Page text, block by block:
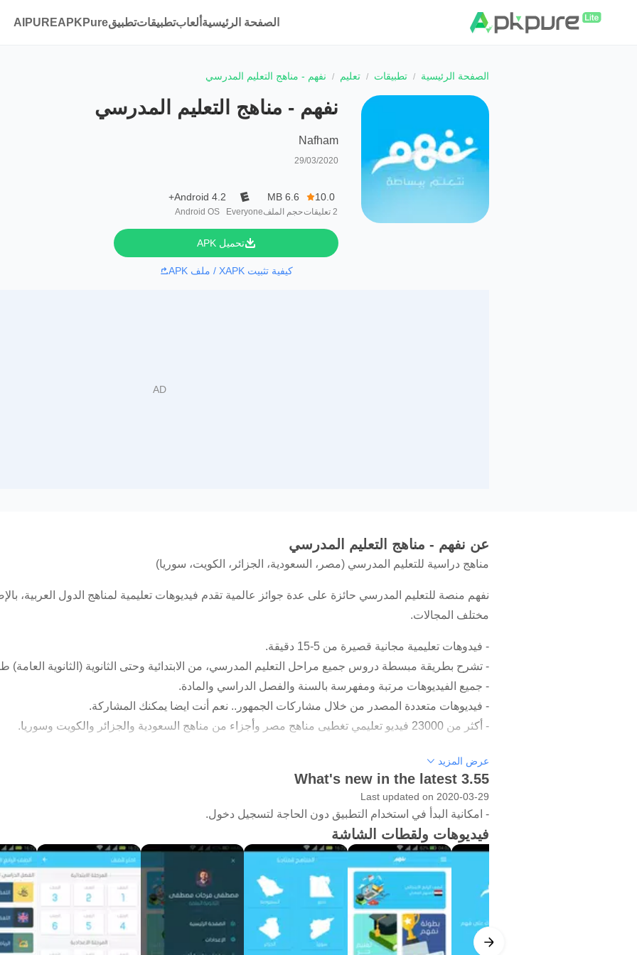
الصفحة الرئيسية ألعابتطبيقاتتطبيقAPKPure AIPURE
الصفحة الرئيسية تطبيقات تعليم نفهم - مناهج التعليم المدرسي
نفهم - مناهج التعليم المدرسي
Nafham
29/03/2020
10.0
2 تعليقات
6.6 MB
حجم الملفEveryone
Android 4.2+
Android OS
تحميل APK
كيفية تثبيت XAPK / ملف APK
عن نفهم - مناهج التعليم المدرسي
مناهج دراسية للتعليم المدرسي (مصر، السعودية، الجزائر، الكويت، سوريا)
نفهم منصة للتعليم المدرسي حائزة على عدة جوائز عالمية تقدم فيديوهات تعليمية لمناهج الدول العربية،
مختلف المجالات.
- فيدوهات تعليمية مجانية قصيرة من 5-15 دقيقة.
- تشرح بطريقة مبسطة دروس جميع مراحل التعليم المدرسي، من الابتدائية وحتى الثانوية (الثانوية العامة)
- جميع الفيديوهات مرتبة ومفهرسة بالسنة والفصل الدراسي والمادة.
- فيديوهات متعددة المصدر من خلال مشاركات الجمهور.. نعم أنت ايضا يمكنك المشاركة.
- أكثر من 23000 فيديو تعليمي تغطيى مناهج مصر وأجزاء من مناهج السعودية والجزائر والكويت وسوريا.
يمكنك أيضا الوصول لخدمات نفهم من خلال يوتيوب وتطبيق تليفزيون سامسونج الذكي والموقع الإلكتروني: nafham.com
- المنهج المصري
- المنهج السعودي
- المنهج الجزائري
- المنهج الكويتي
- المنهاج السوري
يشمل كل منهج العديد من المواد التعليمية، على سبيل المثال لا الحصر:
- اللغة العربية (نحو، نصوص، بلاغة)
عرض المزيد
What's new in the latest 3.55
Last updated on 2020-03-29
- امكانية البدأ في استخدام التطبيق دون الحاجة لتسجيل دخول.
فيديوهات ولقطات الشاشة